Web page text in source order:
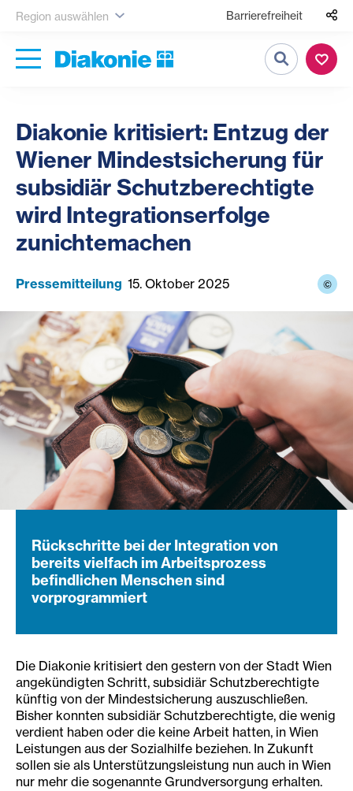
Region auswählen Barrierefreiheit
Suche
Diakonie kritisiert: Entzug der
Wiener Mindestsicherung für
subsidiär Schutzberechtigte
wird Integrationserfolge
zunichtemachen
Pressemitteilung 15. Oktober 2025 ©
Rückschritte bei der Integration von
bereits vielfach im Arbeitsprozess
befindlichen Menschen sind
vorprogrammiert
Die Diakonie kritisiert den gestern von der Stadt Wien
angekündigten Schritt, subsidiär Schutzberechtigte
künftig von der Mindestsicherung auszuschließen.
Bisher konnten subsidiär Schutzberechtigte, die wenig
verdient haben oder die keine Arbeit hatten, in Wien
Leistungen aus der Sozialhilfe beziehen. In Zukunft
sollen sie als Unterstützungsleistung nun auch in Wien
nur mehr die sogenannte Grundversorgung erhalten.